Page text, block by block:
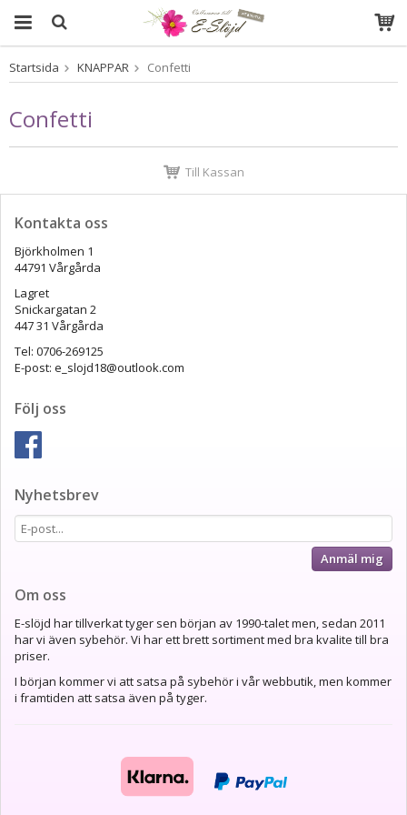
Produkten har blivit tillagd i varukorgen
Startsida KNAPPAR Confetti
Confetti
Till Kassan
Kontakta oss
Björkholmen 1
44791 Vårgårda
Lagret
Snickargatan 2
447 31 Vårgårda
Tel: 0706-269125
E-post: e_slojd18@outlook.com
Följ oss
Nyhetsbrev
Anmäl mig
Om oss
E-slöjd har tillverkat tyger sen början av 1990-talet men, sedan 2011
har vi även sybehör. Vi har ett brett sortiment med bra kvalite till bra
priser.
I början kommer vi att satsa på sybehör i vår webbutik, men kommer
i framtiden att satsa även på tyger.